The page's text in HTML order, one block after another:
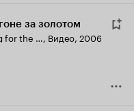
за золотом
The Cutting Edge: Going for the Gold, Видео, 2006